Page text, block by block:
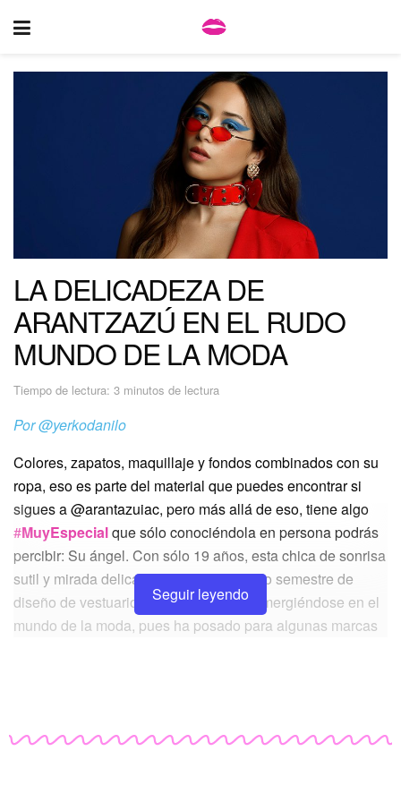
LA DELICADEZA DE
ARANTZAZÚ EN EL RUDO
MUNDO DE LA MODA
Tiempo de lectura: 3 minutos de lectura
Por@yerkodanilo
Colores, zapatos, maquillaje y fondos combinados con su
ropa, eso es parte del material que puedes encontrar si
sigues a@arantazuiac, pero más allá de eso, tiene algo
#MuyEspecialque sólo conociéndola en persona podrás
percibir: Su ángel. Con sólo 19 años, esta chica de sonrisa
sutil y mirada delicada va en su segundo semestre de
diseño de vestuario, aunque ya está sumergiéndose en el
mundo de la moda, pues ha posado para algunas marcas
principio, decirlo uno, admitirlo, igual es heavy porque hay
Seguir leyendo